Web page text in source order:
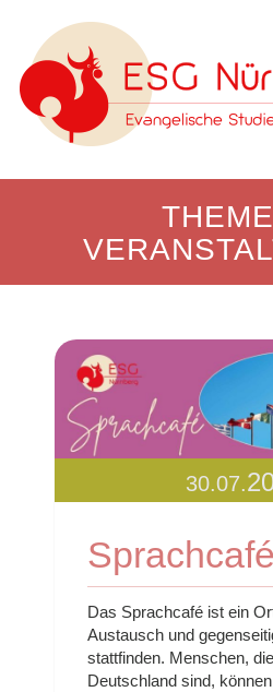
30.07.
Sprachcafé
Das Sprachcafé ist ein
Austausch und
stattfinden. Menschen,
Deutschland sind,